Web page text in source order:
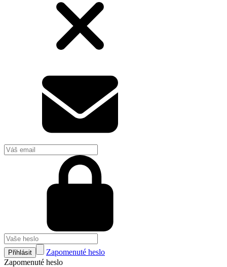
Přihlásit
Zapomenuté heslo
Zapomenuté heslo